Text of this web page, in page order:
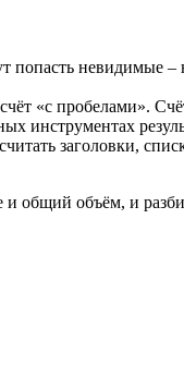
попасть невидимые
«с пробелами».
инструментах
заголовки,
и общий объём, и